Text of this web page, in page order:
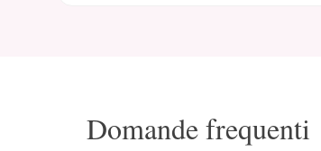
Domande frequenti